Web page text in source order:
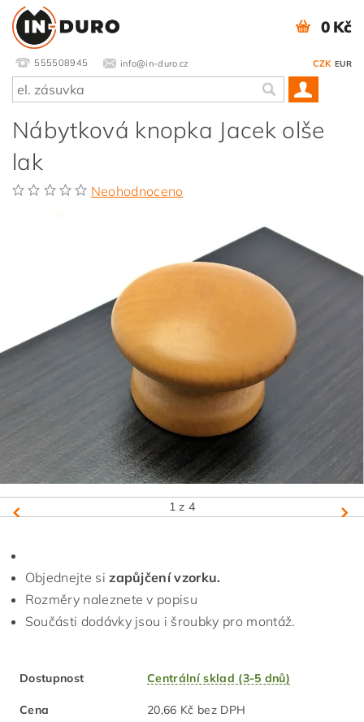
555508945 info@in-duro.cz CZK EUR
0 Kč
Nábytková knopka Jacek olše
lak
Neohodnoceno
1 z 4
Objednejte si zapůjčení vzorku.
Rozměry naleznete v popisu
Součásti dodávky jsou i šroubky pro montáž.
Dostupnost Centrální sklad (3-5 dnů)
Cena 20,66 Kč bez DPH